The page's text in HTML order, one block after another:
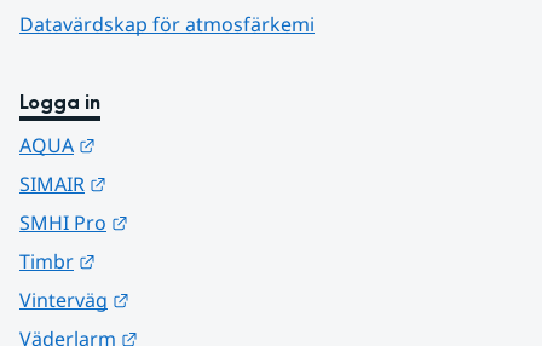
Datavärdskap för atmosfärkemi
Logga in
AQUA
SIMAIR
SMHI Pro
Timbr
Vinterväg
Väderlarm